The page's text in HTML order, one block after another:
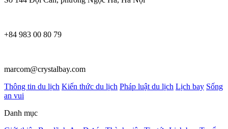
+84 983 00 80 79
marcom@crystalbay.com
Thông tin du lịch Kiến thức du lịch Pháp luật du lịch Lịch bay Sống
an vui
Danh mục